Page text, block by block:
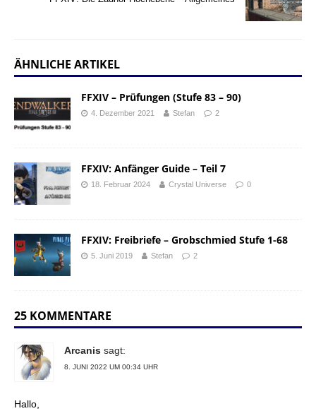
ÄHNLICHE ARTIKEL
FFXIV – Prüfungen (Stufe 83 – 90)
4. Dezember 2021 Stefan 2
FFXIV: Anfänger Guide – Teil 7
18. Februar 2024 Crystal Universe 0
FFXIV: Freibriefe – Grobschmied Stufe 1-68
5. Juni 2019 Stefan 2
25 KOMMENTARE
Arcanis sagt:
8. JUNI 2022 UM 00:34 UHR
Hallo,